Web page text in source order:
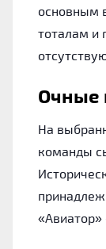
основным
тоталам и
Очные
На
команды
«Авиатор»